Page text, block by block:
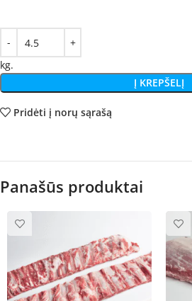
kg.
Į KREPŠELĮ
Pridėti į norų sąrašą
Panašūs produktai